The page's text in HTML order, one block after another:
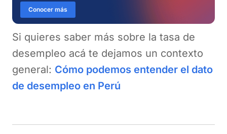
Conocer más
Si quieres saber más sobre la tasa de
desempleo acá te dejamos un contexto
general: Cómo podemos entender el dato
de desempleo en Perú